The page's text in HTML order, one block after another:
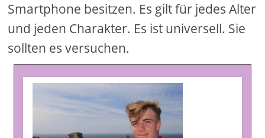
Smartphone besitzen. Es gilt für jedes Alter
und jeden Charakter. Es ist universell. Sie
sollten es versuchen.